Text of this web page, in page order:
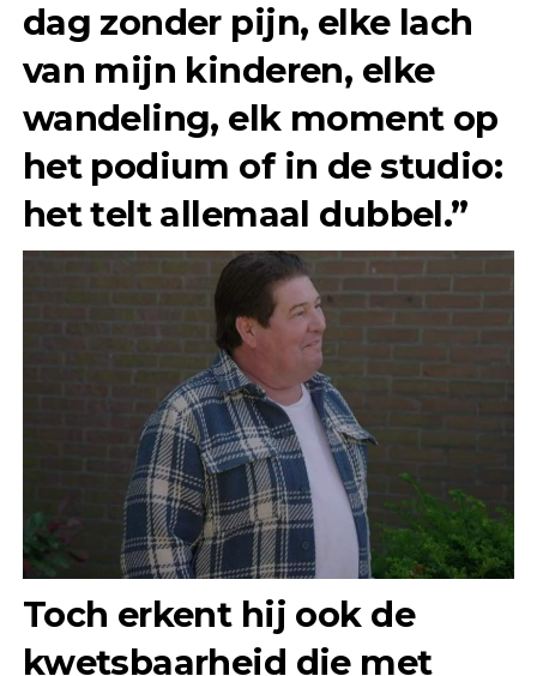
dag zonder pijn, elke lach
van mijn kinderen, elke
wandeling, elk moment op
het podium of in de studio:
het telt allemaal dubbel.”
Toch erkent hij ook de
kwetsbaarheid die met